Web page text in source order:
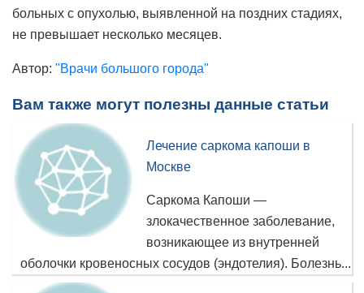
больных с опухолью, выявленной на поздних стадиях,
не превышает несколько месяцев.
Автор: "Врачи большого города"
Вам также могут полезны данные статьи
Лечение саркома капоши в
Москве
Саркома Капоши —
злокачественное заболевание,
возникающее из внутренней
оболочки кровеносных сосудов (эндотелия). Болезнь...